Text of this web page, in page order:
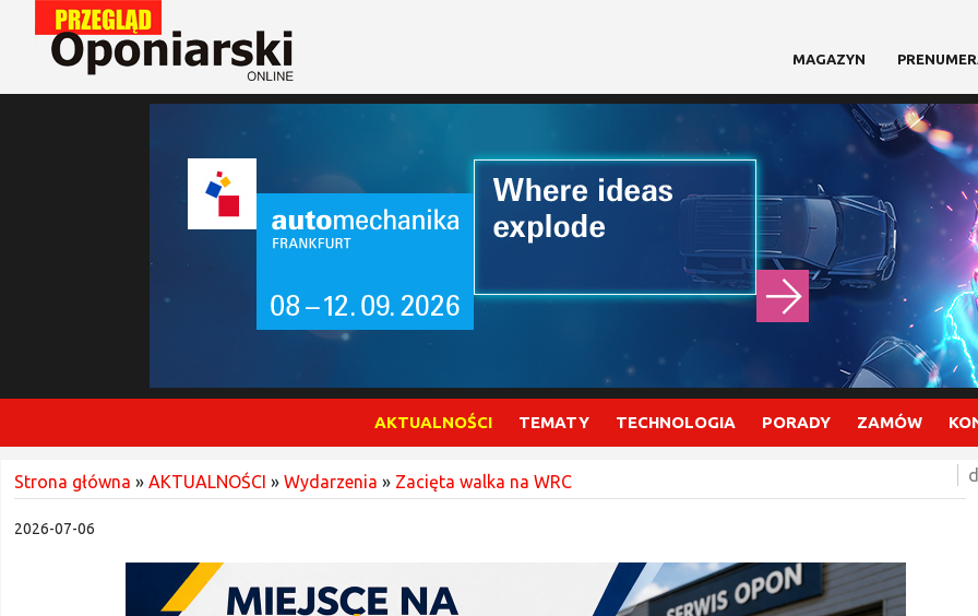
MAGAZYN
AKTUALNOŚCI TEMATY TECHNOLOGIA PORADY ZAMÓW
Strona główna » AKTUALNOŚCI » Wydarzenia » Zacięta walka na WRC
2026-07-06